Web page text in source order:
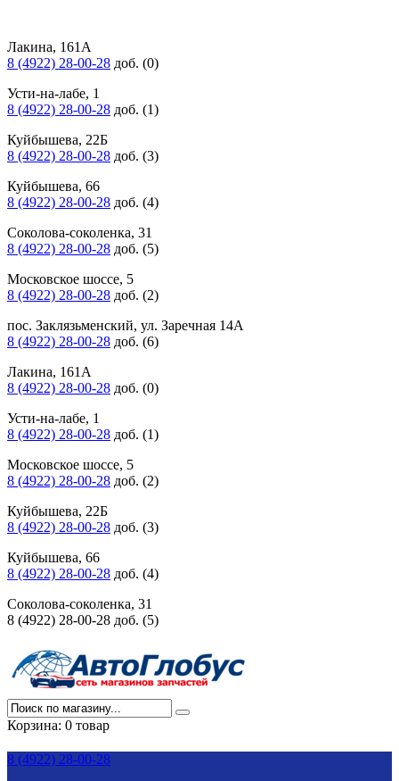
Лакина, 161А
8 (4922) 28-00-28 доб. (0)
Усти-на-лабе, 1
8 (4922) 28-00-28 доб. (1)
Куйбышева, 22Б
8 (4922) 28-00-28 доб. (3)
Куйбышева, 66
8 (4922) 28-00-28 доб. (4)
Соколова-соколенка, 31
8 (4922) 28-00-28 доб. (5)
Московское шоссе, 5
8 (4922) 28-00-28 доб. (2)
пос. Заклязьменский, ул. Заречная 14А
8 (4922) 28-00-28 доб. (6)
Лакина, 161А
8 (4922) 28-00-28 доб. (0)
Усти-на-лабе, 1
8 (4922) 28-00-28 доб. (1)
Московское шоссе, 5
8 (4922) 28-00-28 доб. (2)
Куйбышева, 22Б
8 (4922) 28-00-28 доб. (3)
Куйбышева, 66
8 (4922) 28-00-28 доб. (4)
Соколова-соколенка, 31
8 (4922) 28-00-28 доб. (5)
Корзина: 0 товар
8 (4922) 28-00-28